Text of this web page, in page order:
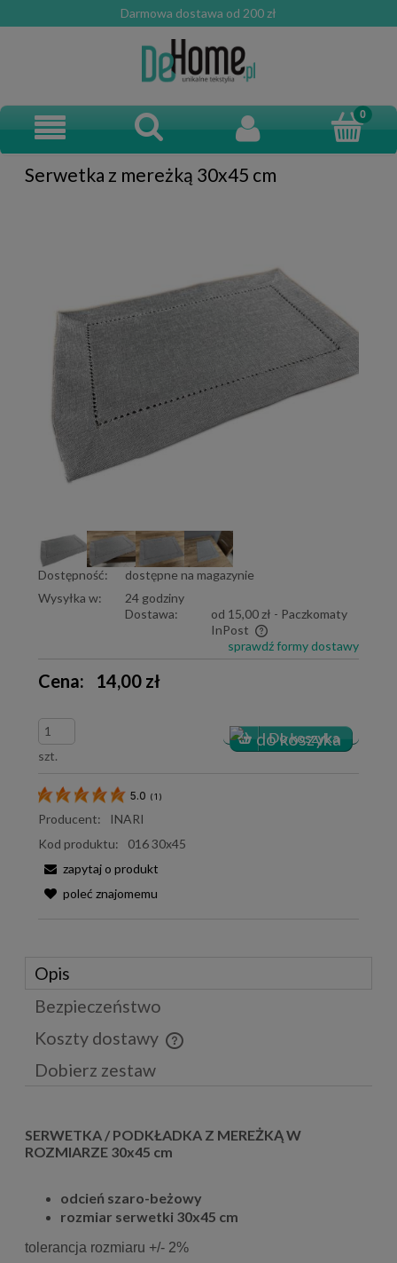
Darmowa dostawa od 200 zł
Serwetka z mereżką 30x45 cm
Dostępność:
dostępne na magazynie
Wysyłka w:
24 godziny
Dostawa:
od 15,00 zł - Paczkomaty
InPost
Cena nie zawiera ewentualnych kosztów płatności
sprawdź formy dostawy
Cena: 14,00 zł
szt.
5.0 ( 1 )
Producent:
INARI
Kod produktu:
016 30x45
zapytaj o produkt
poleć znajomemu
Opis
Bezpieczeństwo
Koszty dostawy
Cena nie zawiera ewentualnych kosztów płatności
Dobierz zestaw
SERWETKA / PODKŁADKA Z MEREŻKĄ W
ROZMIARZE 30x45 cm
odcień szaro-beżowy
rozmiar serwetki 30x45 cm
tolerancja rozmiaru +/- 2%